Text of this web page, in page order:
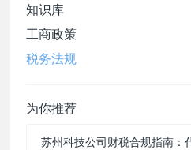
知识库
工商政策
税务法规
为你推荐
苏州科技公司财税合规指南：